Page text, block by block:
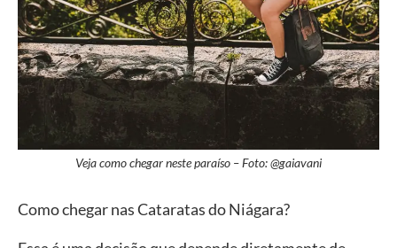
Veja como chegar neste paraíso – Foto: @gaiavani
Como chegar nas Cataratas do Niágara?